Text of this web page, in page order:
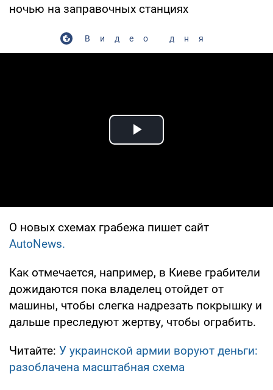
ночью на заправочных станциях
Видео дня
Play Video
О новых схемах грабежа пишет сайт
AutoNews.
Как отмечается, например, в Киеве грабители
дожидаются пока владелец отойдет от
машины, чтобы слегка надрезать покрышку и
дальше преследуют жертву, чтобы ограбить.
Читайте: У украинской армии воруют деньги:
разоблачена масштабная схема